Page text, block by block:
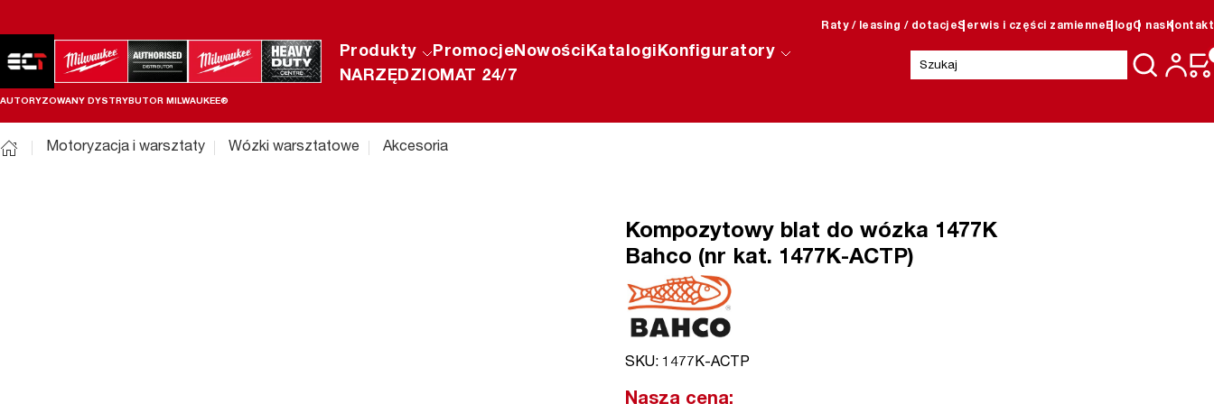
Raty / leasing / dotacjeSerwis i części zamienne BlogO nas Kontakt
AUTORYZOWANY DYSTRYBUTOR MILWAUKEE®
Produkty PromocjeNowościKatalogiKonfiguratory
NARZĘDZIOMAT 24/7
Szukaj:
Motoryzacja i warsztaty Wózki warsztatowe Akcesoria
Kompozytowy blat do wózka 1477K
Bahco (nr kat. 1477K-ACTP)
SKU: 1477K-ACTP
Nasza cena: